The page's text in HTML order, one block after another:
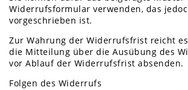
Widerrufsformular verwenden, das
vorgeschrieben ist.
Zur Wahrung der Widerrufsfrist reicht es
die Mitteilung über die Ausübung des
vor Ablauf der Widerrufsfrist absenden.
Folgen des Widerrufs